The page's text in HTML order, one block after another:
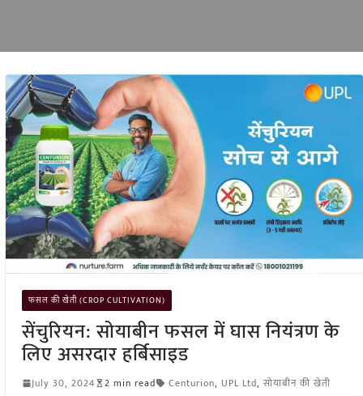
फसल की खेती (CROP CULTIVATION)
सेंचुरियन: सोयाबीन फसल में घास नियंत्रण के
लिए असरदार हर्बिसाइड
July 30, 2024 2 min read Centurion, UPL Ltd, सोयाबीन की खेती